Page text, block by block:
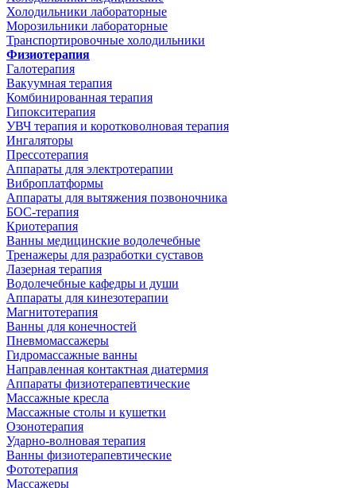
Холодильники лабораторные
Морозильники лабораторные
Транспортировочные холодильники
Физиотерапия
Галотерапия
Вакуумная терапия
Комбинированная терапия
Гипокситерапия
УВЧ терапия и коротковолновая терапия
Ингаляторы
Прессотерапия
Аппараты для электротерапии
Виброплатформы
Аппараты для вытяжения позвоночника
БОС-терапия
Криотерапия
Ванны медицинские водолечебные
Тренажеры для разработки суставов
Лазерная терапия
Водолечебные кафедры и души
Аппараты для кинезотерапии
Магнитотерапия
Ванны для конечностей
Пневмомассажеры
Гидромассажные ванны
Направленная контактная диатермия
Аппараты физиотерапевтические
Массажные кресла
Массажные столы и кушетки
Озонотерапия
Ударно-волновая терапия
Ванны физиотерапевтические
Фототерапия
Массажеры